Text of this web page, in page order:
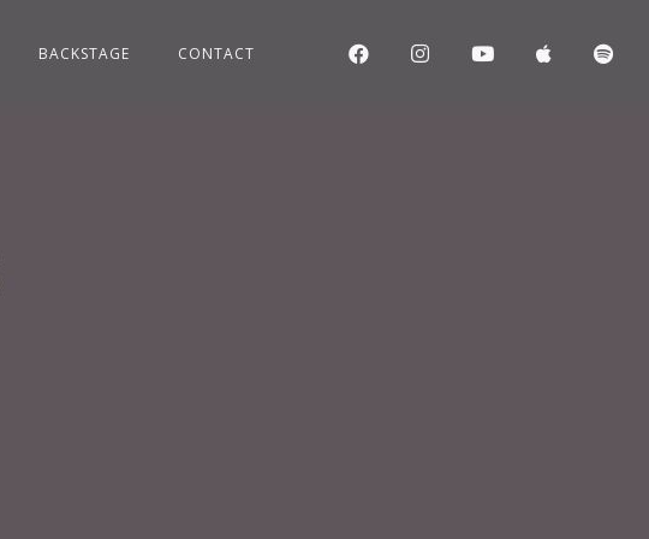
BACKSTAGE CONTACT